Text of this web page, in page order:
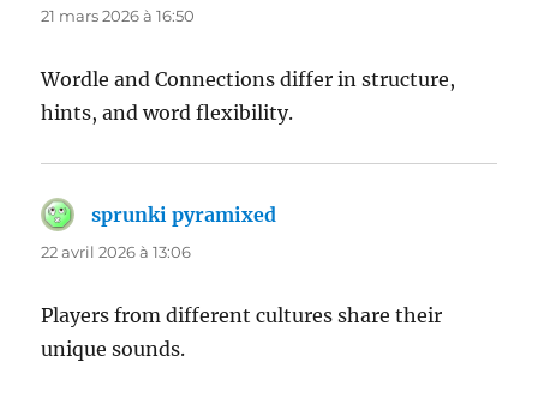
21 mars 2026 à 16:50
Wordle and Connections differ in structure,
hints, and word flexibility.
sprunki pyramixed
22 avril 2026 à 13:06
Players from different cultures share their
unique sounds.